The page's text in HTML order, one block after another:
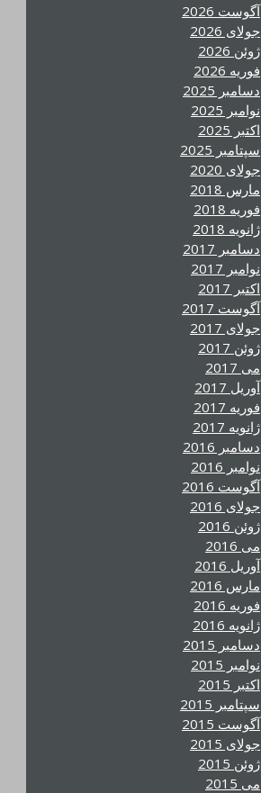
آگوست 2026
جولای 2026
ژوئن 2026
فوریه 2026
دسامبر 2025
نوامبر 2025
اکتبر 2025
سپتامبر 2025
جولای 2020
مارس 2018
فوریه 2018
ژانویه 2018
دسامبر 2017
نوامبر 2017
اکتبر 2017
آگوست 2017
جولای 2017
ژوئن 2017
می 2017
آوریل 2017
فوریه 2017
ژانویه 2017
دسامبر 2016
نوامبر 2016
آگوست 2016
جولای 2016
ژوئن 2016
می 2016
آوریل 2016
مارس 2016
فوریه 2016
ژانویه 2016
دسامبر 2015
نوامبر 2015
اکتبر 2015
سپتامبر 2015
آگوست 2015
جولای 2015
ژوئن 2015
می 2015